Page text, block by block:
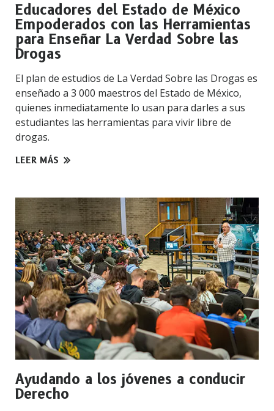
Educadores del Estado de México
Empoderados con las Herramientas
para Enseñar La Verdad Sobre las
Drogas
El plan de estudios de La Verdad Sobre las Drogas es
enseñado a 3 000 maestros del Estado de México,
quienes inmediatamente lo usan para darles a sus
estudiantes las herramientas para vivir libre de
drogas.
LEER MÁS
Ayudando a los jóvenes a conducir
Derecho